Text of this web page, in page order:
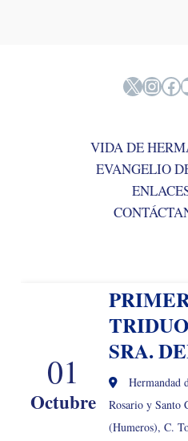
X
VIDA DE
EVANGELIO
01
Octubre
SRA.
Hermandad
Rosario y Santo
(Humeros), C.